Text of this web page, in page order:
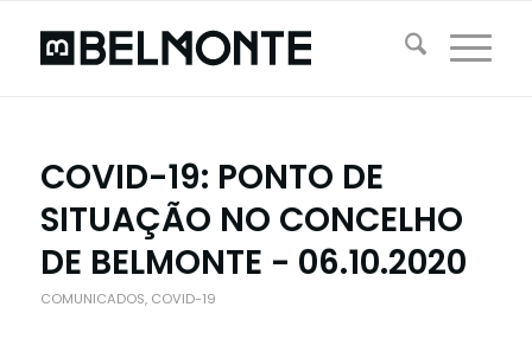
COVID-19: PONTO DE
SITUAÇÃO NO CONCELHO
DE BELMONTE - 06.10.2020
COMUNICADOS, COVID-19